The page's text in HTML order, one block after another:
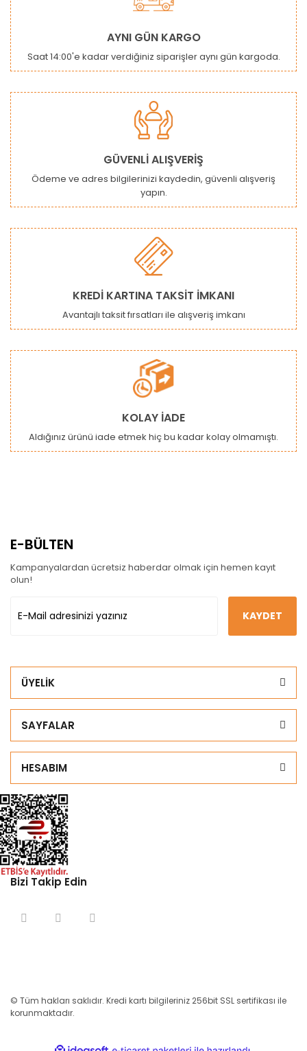
AYNI GÜN KARGO
Saat 14:00'e kadar verdiğiniz siparişler aynı gün kargoda.
GÜVENLİ ALIŞVERİŞ
Ödeme ve adres bilgilerinizi kaydedin, güvenli alışveriş
yapın.
KREDİ KARTINA TAKSİT İMKANI
Avantajlı taksit fırsatları ile alışveriş imkanı
KOLAY İADE
Aldığınız ürünü iade etmek hiç bu kadar kolay olmamıştı.
E-BÜLTEN
Kampanyalardan ücretsiz haberdar olmak için hemen kayıt
olun!
KAYDET
ÜYELİK
SAYFALAR
HESABIM
Bizi Takip Edin
© Tüm hakları saklıdır. Kredi kartı bilgileriniz 256bit SSL sertifikası ile
korunmaktadır.